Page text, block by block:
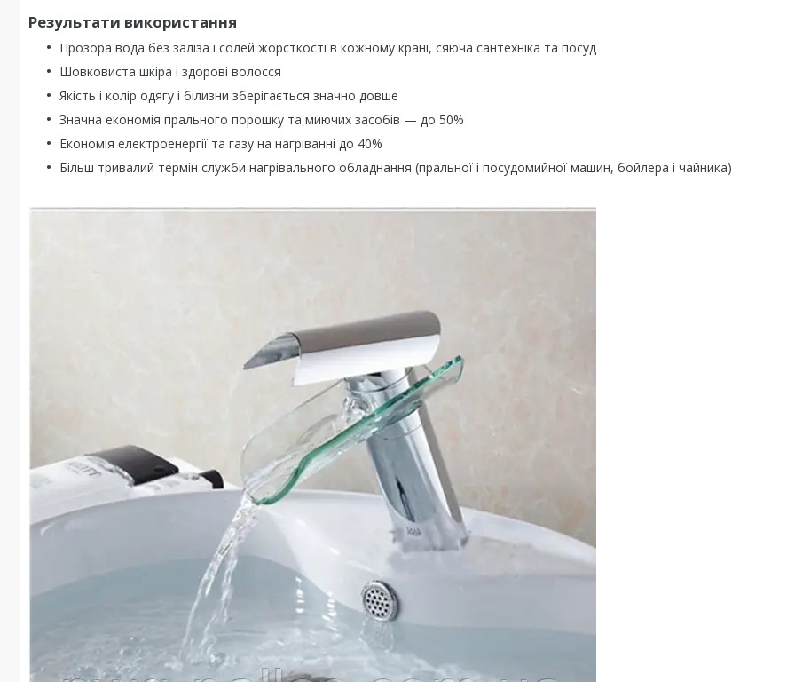
Результати використання
Прозора вода без заліза і солей жорсткості в кожному крані, сяюча сантехніка та посуд
Шовковиста шкіра і здорові волосся
Якість і колір одягу і білизни зберігається значно довше
Значна економія прального порошку та миючих засобів — до 50%
Економія електроенергії та газу на нагріванні до 40%
Більш тривалий термін служби нагрівального обладнання (пральної і посудомийної машин, бойлера і чайника)